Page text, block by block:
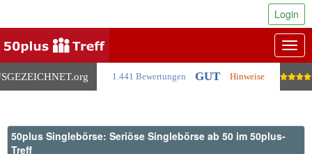
.org 1.441 Bewertungen GUT Hinweise
Login
50plus Singlebörse: Seriöse Singlebörse ab 50 im 50plus-
Treff